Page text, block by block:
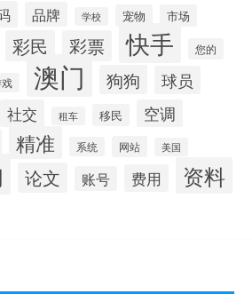
品牌 学校 宠物 市场
彩民 彩票 快手 您的
澳门 狗狗
球员
社交 租车 移民 空调
精准 系统 网站 美国
论文 账号 费用 资料